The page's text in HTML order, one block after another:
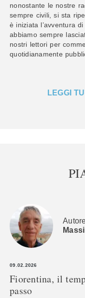
nonostante le nostre
sempre civili, si sta
è iniziata l’avventura
abbiamo sempre
nostri lettori per
quotidianamente
LEGGI
09.02.2026
Fiorentina, il
passo